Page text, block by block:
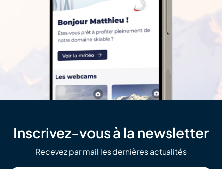
Inscrivez-vous à la newsletter
Recevez par mail les dernières actualités